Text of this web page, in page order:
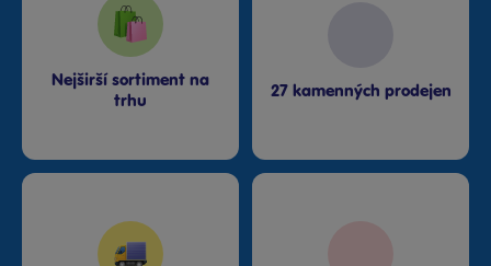
Nejširší sortiment na
trhu
27 kamenných prodejen